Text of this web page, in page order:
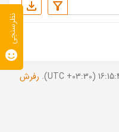
رفرش
نظرسنجی